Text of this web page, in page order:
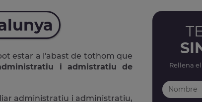
estar a l'abast de tothom que
i admistratiu de
administratiu i administratiu,
Rellena